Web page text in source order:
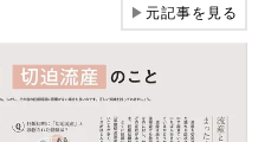
▶元記事を見る